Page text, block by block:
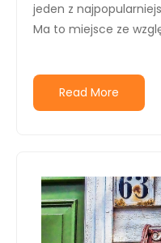
jeden z
Ma to miejsce ze
Read More